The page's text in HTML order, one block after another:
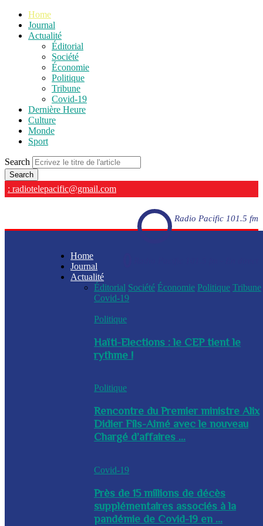
Home
Journal
Actualité
Éditorial
Société
Économie
Politique
Tribune
Covid-19
Dernière Heure
Culture
Monde
Sport
Search
: radiotelepacific@gmail.com
Radio Pacific 101.5 fm
Home
Journal
Actualité
Éditorial Société Économie Politique Tribune
Covid-19
Politique
Haïti-Elections : le CEP tient le
rythme !
Politique
Rencontre du Premier ministre Alix
Didier Fils-Aimé avec le nouveau
Chargé d’affaires ...
Covid-19
Près de 15 millions de décès
supplémentaires associés à la
pandémie de Covid-19 en ...